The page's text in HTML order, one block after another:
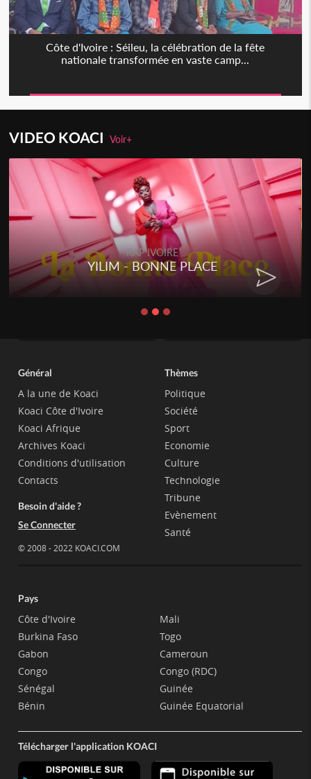
Côte d'Ivoire : Séileu, la célébration de la fête
nationale transformée en vaste camp...
VIDEO KOACIVoir+
RAP IVOIRE
YILIM - BONNE PLACE
Général
A la une de Koaci
Koaci Côte d'Ivoire
Koaci Afrique
Archives Koaci
Conditions d'utilisation
Contacts
Besoin d'aide ?
Se Connecter
© 2008 - 2022 KOACI.COM
Thèmes
Politique
Société
Sport
Economie
Culture
Technologie
Tribune
Evènement
Santé
Pays
Côte d'Ivoire
Burkina Faso
Gabon
Congo
Sénégal
Bénin
Mali
Togo
Cameroun
Congo (RDC)
Guinée
Guinée Equatorial
Télécharger l'application KOACI